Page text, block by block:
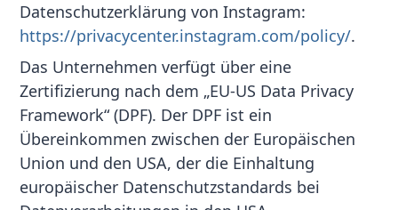
Datenschutzerklärung von Instagram:
https://privacycenter.instagram.com/policy/.
Das Unternehmen verfügt über eine
Zertifizierung nach dem „EU-US Data Privacy
Framework“ (DPF). Der DPF ist ein
Übereinkommen zwischen der Europäischen
Union und den USA, der die Einhaltung
europäischer Datenschutzstandards bei